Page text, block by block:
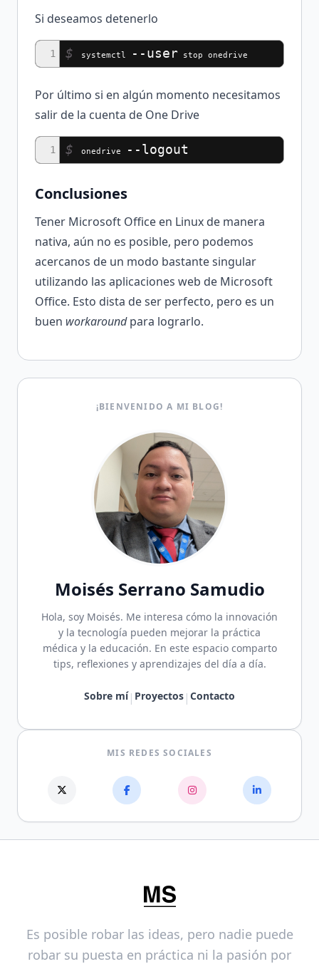
Si deseamos detenerlo
1 $ systemctl --user stop onedrive
Por último si en algún momento necesitamos
salir de la cuenta de One Drive
1 $ onedrive --logout
Conclusiones
Tener Microsoft Office en Linux de manera
nativa, aún no es posible, pero podemos
acercanos de un modo bastante singular
utilizando las aplicaciones web de Microsoft
Office. Esto dista de ser perfecto, pero es un
buen workaroundpara lograrlo.
¡BIENVENIDO A MI BLOG!
Moisés Serrano Samudio
Hola, soy Moisés. Me interesa cómo la innovación
y la tecnología pueden mejorar la práctica
médica y la educación. En este espacio comparto
tips, reflexiones y aprendizajes del día a día.
Sobre mí| Proyectos | Contacto
MIS REDES SOCIALES
Es posible robar las ideas, pero nadie puede
robar su puesta en práctica ni la pasión por